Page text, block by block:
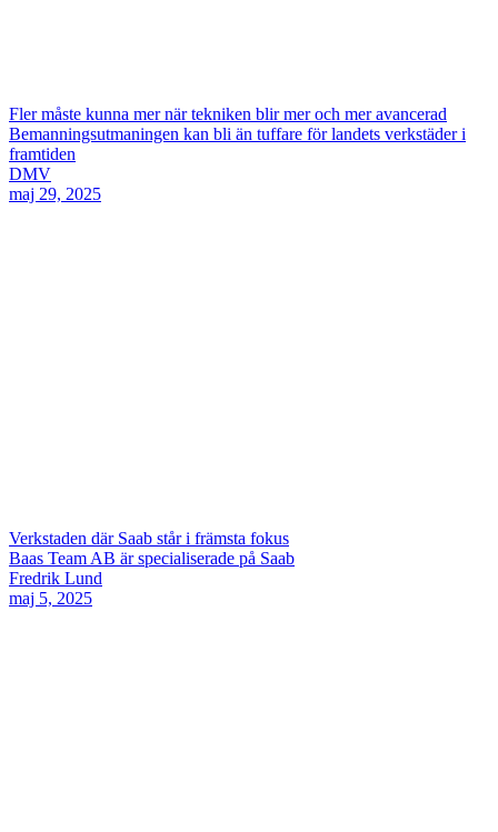
Fler måste kunna mer när tekniken blir mer och mer avancerad
Bemanningsutmaningen kan bli än tuffare för landets verkstäder i
framtiden
DMV
maj 29, 2025
Verkstaden där Saab står i främsta fokus
Baas Team AB är specialiserade på Saab
Fredrik Lund
maj 5, 2025